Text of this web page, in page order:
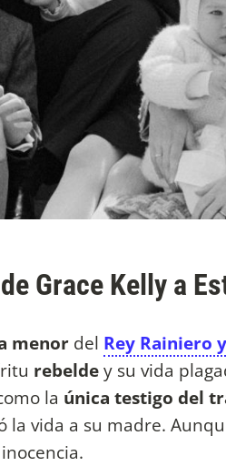
Grace Kelly a
menor del Rey Rainiero
rebeldey su vida
la única testigo del
vida a su madre.